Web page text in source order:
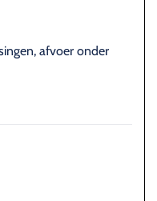
afvoer onder